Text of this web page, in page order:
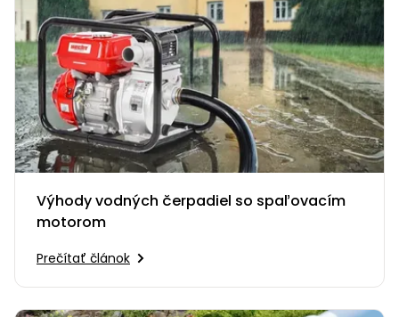
Výhody vodných čerpadiel so spaľovacím
motorom
Prečítať článok